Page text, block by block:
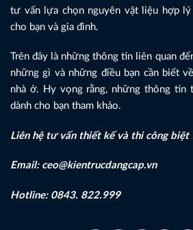
tư vấn lựa chọn nguyên vật liệu hợp lý
cho bạn và gia đình.
Trên đây là những thông tin liên quan
những gì và những điều bạn cần biết
nhà ở. Hy vọng rằng, những thông tin
dành cho bạn tham khảo.
Liên hệ tư vấn thiết kế và thi công biệt
Email: ceo@kientrucdangcap.vn
Hotline: 0843. 822.999